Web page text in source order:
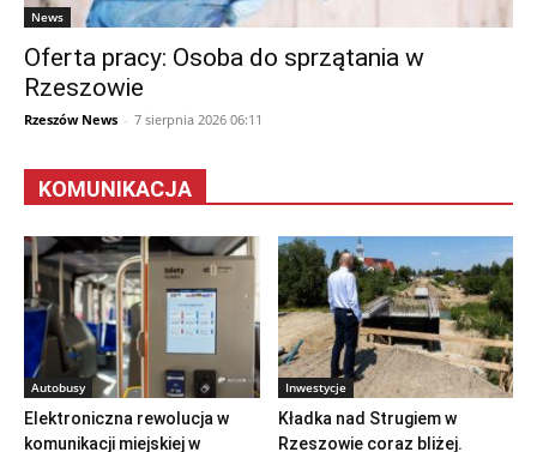
News
Oferta pracy: Osoba do sprzątania w
Rzeszowie
Rzeszów News - 7 sierpnia 2026 06:11
KOMUNIKACJA
Autobusy
Elektroniczna rewolucja w
komunikacji miejskiej w
Inwestycje
Kładka nad Strugiem w
Rzeszowie coraz bliżej.